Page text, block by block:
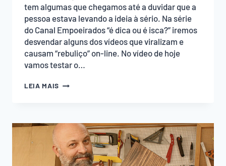
tem algumas que chegamos até a duvidar que a
pessoa estava levando a ideia à sério. Na série
do Canal Empoeirados “é dica ou é isca?” iremos
desvendar alguns dos vídeos que viralizam e
causam “rebuliço” on-line. No vídeo de hoje
vamos testar o…
LEIA MAIS JUNÇÃO
GARRAFA
PET,
SERÁ
QUE
FUNCIONA?